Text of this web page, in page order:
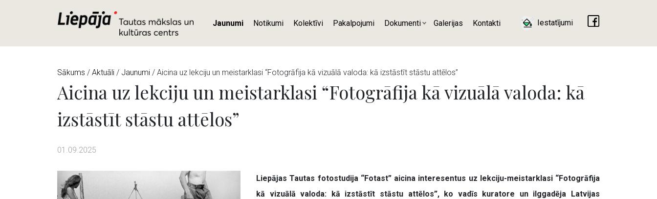
Jaunumi Notikumi Kolektīvi Pakalpojumi Dokumenti Galerijas Kontakti Iestatījumi
Sākums / Aktuāli / Jaunumi / Aicina uz lekciju un meistarklasi “Fotogrāfija kā vizuālā valoda: kā izstāstīt stāstu attēlos”
Aicina uz lekciju un meistarklasi “Fotogrāfija kā vizuālā valoda: kā
izstāstīt stāstu attēlos”
01.09.2025
Liepājas Tautas fotostudija “Fotast” aicina interesentus uz lekciju-meistarklasi “Fotogrāfija
kā vizuālā valoda: kā izstāstīt stāstu attēlos”, ko vadīs kuratore un ilggadēja Latvijas